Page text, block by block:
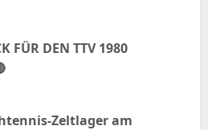
FÜR DEN TTV 1980
Zeltlager am